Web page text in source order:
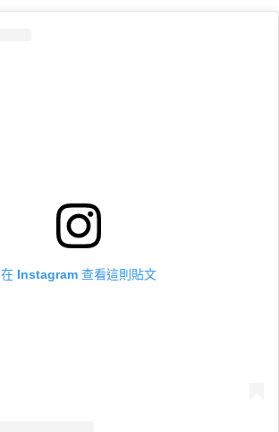
在 Instagram 查看這則貼文